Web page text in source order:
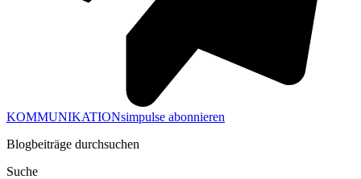
KOMMUNIKATIONsimpulse abonnieren
Blogbeiträge durchsuchen
Suche